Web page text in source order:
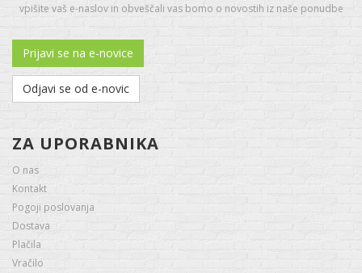
vpišite vaš e-naslov in obveščali vas bomo o novostih iz naše ponudbe
Prijavi se na e-novice
Odjavi se od e-novic
ZA UPORABNIKA
O nas
Kontakt
Pogoji poslovanja
Dostava
Plačila
Vračilo